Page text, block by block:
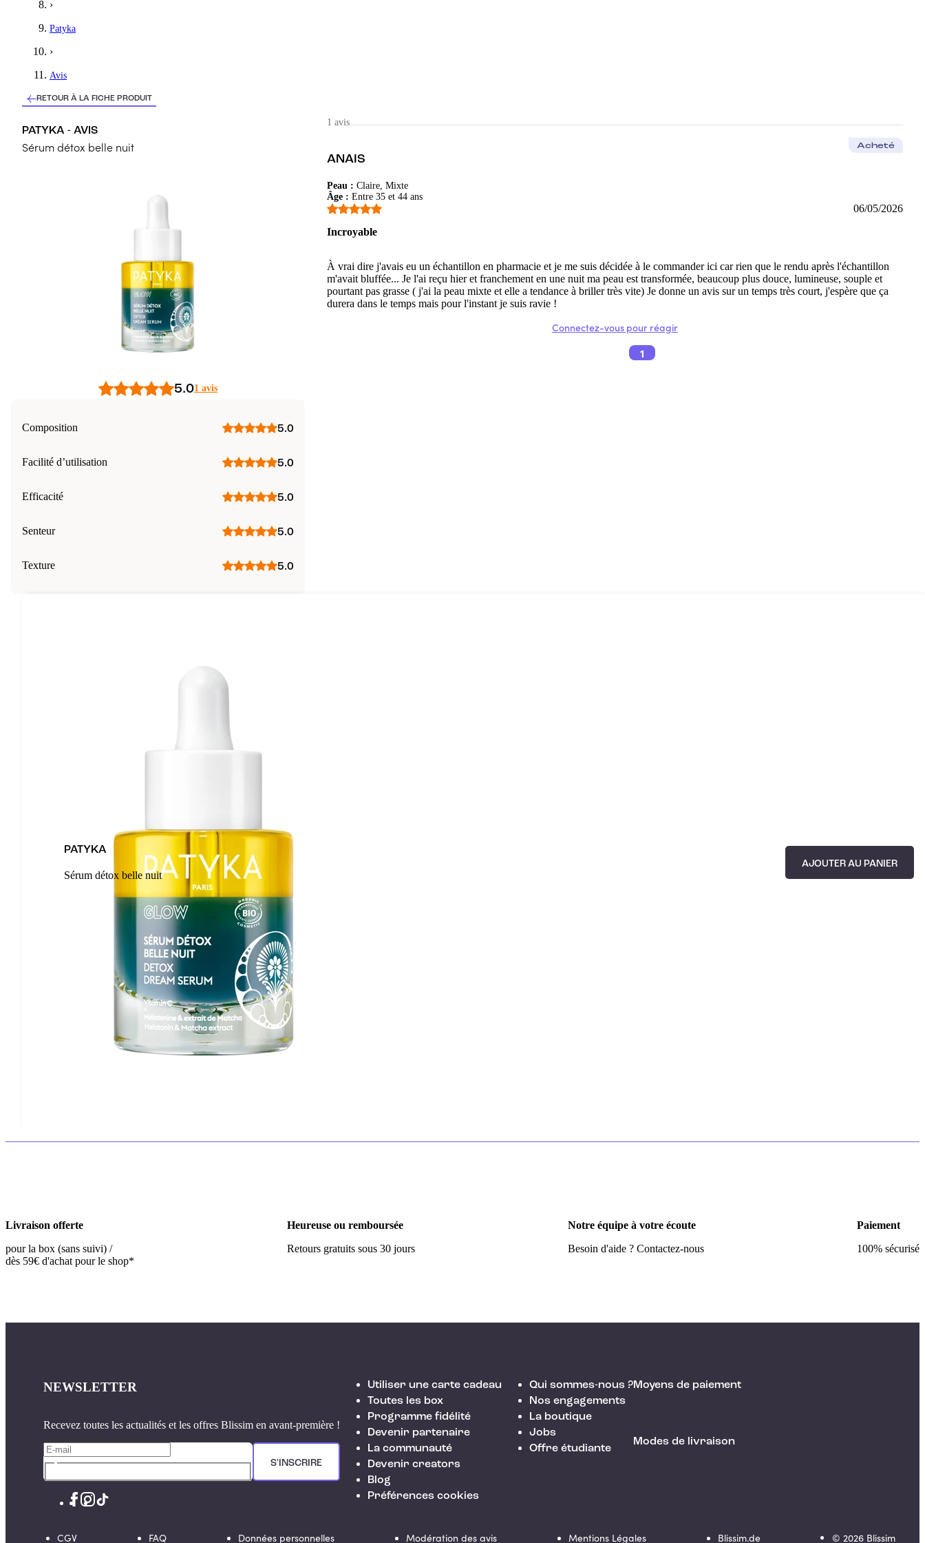
›
Patyka
›
Avis
RETOUR À LA FICHE PRODUIT
PATYKA - AVIS
Sérum détox belle nuit
5.01 avis
Composition 5.0
Facilité d’utilisation 5.0
Efficacité 5.0
Senteur 5.0
Texture 5.0
1 avis
ANAIS
Peau: Claire, Mixte
Âge: Entre 35 et 44 ans
Acheté
06/05/2026
Incroyable
À vrai dire j'avais eu un échantillon en pharmacie et je me suis décidée à le commander ici car rien que le rendu après l'échantillon
m'avait bluffée... Je l'ai reçu hier et franchement en une nuit ma peau est transformée, beaucoup plus douce, lumineuse, souple et
pourtant pas grasse ( j'ai la peau mixte et elle a tendance à briller très vite) Je donne un avis sur un temps très court, j'espère que ça
durera dans le temps mais pour l'instant je suis ravie !
Connectez-vous pour réagir
1
PATYKA
Sérum détox belle nuit
AJOUTER AU PANIER
Livraison offerte
pour la box (sans suivi) /
dès 59€ d'achat pour le shop*
Heureuse ou remboursée
Retours gratuits sous 30 jours
Notre équipe à votre écoute
Besoin d'aide ? Contactez-nous
Paiement
100% sécurisé
NEWSLETTER
Recevez toutes les actualités et les offres Blissim en avant-première !
S'INSCRIRE
Utiliser une carte cadeau
Toutes les box
Programme fidélité
Devenir partenaire
La communauté
Devenir creators
Blog
Préférences cookies
Qui sommes-nous ?
Nos engagements
La boutique
Jobs
Offre étudiante
Moyens de paiement
Modes de livraison
CGV FAQ Données personnelles Modération des avis Mentions Légales Blissim.de © 2026Blissim